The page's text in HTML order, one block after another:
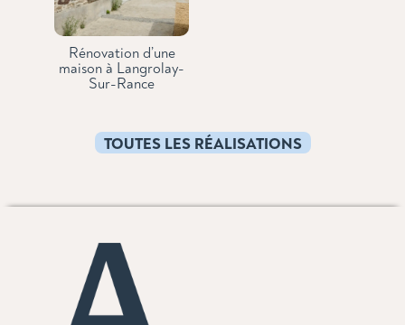
Rénovation d’une
maison à Langrolay-
Sur-Rance
TOUTES LES RÉALISATIONS